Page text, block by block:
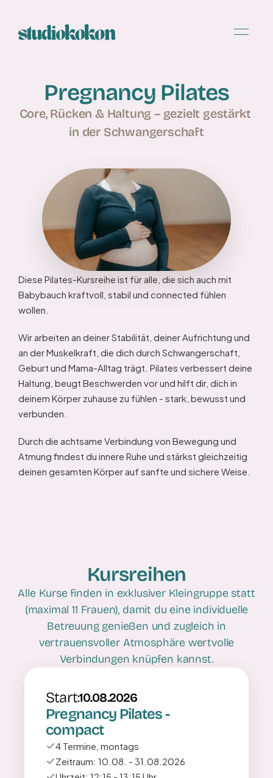
Pregnancy Pilates
Core, Rücken & Haltung – gezielt gestärkt
in der Schwangerschaft
Diese Pilates-Kursreihe ist für alle, die sich auch mit
Babybauch kraftvoll, stabil und connected fühlen
wollen.
Wir arbeiten an deiner Stabilität, deiner Aufrichtung und
an der Muskelkraft, die dich durch Schwangerschaft,
Geburt und Mama-Alltag trägt. Pilates verbessert deine
Haltung, beugt Beschwerden vor und hilft dir, dich in
deinem Körper zuhause zu fühlen - stark, bewusst und
verbunden.
Durch die achtsame Verbindung von Bewegung und
Atmung findest du innere Ruhe und stärkst gleichzeitig
deinen gesamten Körper auf sanfte und sichere Weise.
Kursreihen
Alle Kurse finden in exklusiver Kleingruppe statt
(maximal 11 Frauen), damit du eine individuelle
Betreuung genießen und zugleich in
vertrauensvoller Atmosphäre wertvolle
Verbindungen knüpfen kannst.
Start:10.08.2026
Pregnancy Pilates -
compact
4 Termine, montags
Zeitraum: 10.08. - 31.08.2026